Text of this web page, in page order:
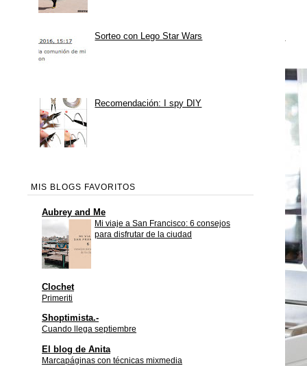
Sorteo con Lego Star Wars
Recomendación: I spy DIY
MIS BLOGS FAVORITOS
Aubrey and Me
Mi viaje a San Francisco: 6 consejos
para disfrutar de la ciudad
Clochet
Primeriti
Shoptimista.-
Cuando llega septiembre
El blog de Anita
Marcapáginas con técnicas mixmedia